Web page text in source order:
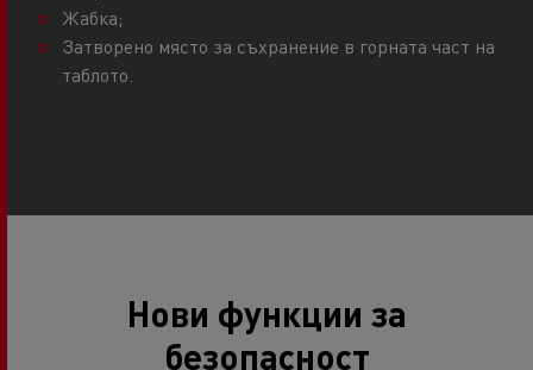
Жабка;
Затворено място за съхранение в горната част на
таблото.
Нови функции за
безопасност